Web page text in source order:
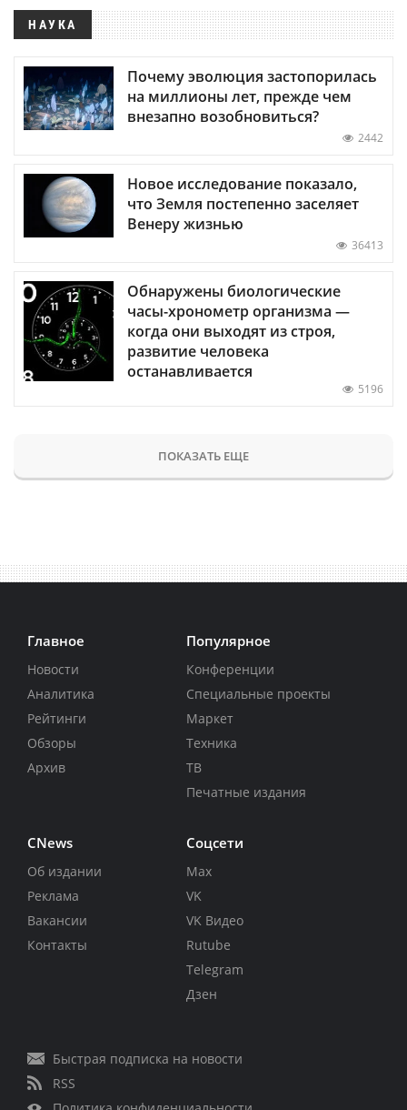
НАУКА
Почему эволюция застопорилась
на миллионы лет, прежде чем
внезапно возобновиться?
2442
Новое исследование показало,
что Земля постепенно заселяет
Венеру жизнью
36413
Обнаружены биологические
часы-хронометр организма —
когда они выходят из строя,
развитие человека
останавливается
5196
ПОКАЗАТЬ ЕЩЕ
Главное
Новости
Аналитика
Рейтинги
Обзоры
Архив
Популярное
Конференции
Специальные проекты
Маркет
Техника
ТВ
Печатные издания
CNews
Об издании
Реклама
Вакансии
Контакты
Соцсети
Max
VK
VK Видео
Rutube
Telegram
Дзен
Быстрая подписка на новости
RSS